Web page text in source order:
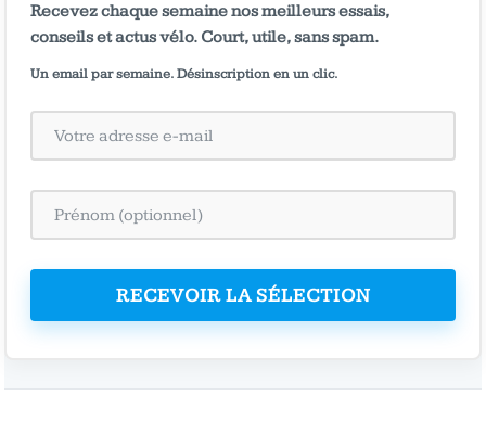
Recevez chaque semaine nos meilleurs essais,
conseils et actus vélo. Court, utile, sans spam.
Un email par semaine. Désinscription en un clic.
RECEVOIR LA SÉLECTION